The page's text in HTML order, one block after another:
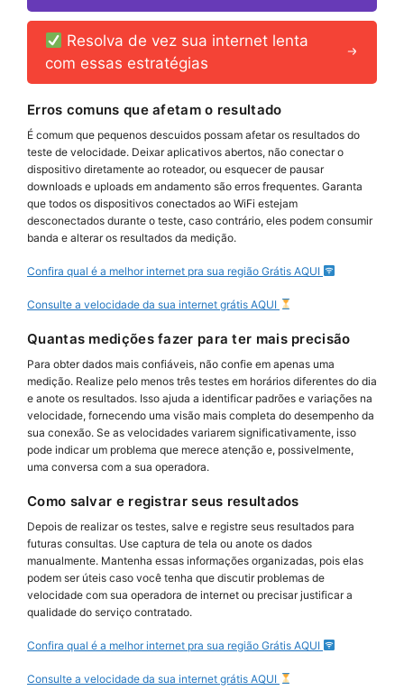
Resolva de vez sua internet lenta
com essas estratégias
Erros comuns que afetam o resultado
É comum que pequenos descuidos possam afetar os resultados do
teste de velocidade. Deixar aplicativos abertos, não conectar o
dispositivo diretamente ao roteador, ou esquecer de pausar
downloads e uploads em andamento são erros frequentes. Garanta
que todos os dispositivos conectados ao WiFi estejam
desconectados durante o teste, caso contrário, eles podem consumir
banda e alterar os resultados da medição.
Confira qual é a melhor internet pra sua região Grátis AQUI
Consulte a velocidade da sua internet grátis AQUI
Quantas medições fazer para ter mais precisão
Para obter dados mais confiáveis, não confie em apenas uma
medição. Realize pelo menos três testes em horários diferentes do dia
e anote os resultados. Isso ajuda a identificar padrões e variações na
velocidade, fornecendo uma visão mais completa do desempenho da
sua conexão. Se as velocidades variarem significativamente, isso
pode indicar um problema que merece atenção e, possivelmente,
uma conversa com a sua operadora.
Como salvar e registrar seus resultados
Depois de realizar os testes, salve e registre seus resultados para
futuras consultas. Use captura de tela ou anote os dados
manualmente. Mantenha essas informações organizadas, pois elas
podem ser úteis caso você tenha que discutir problemas de
velocidade com sua operadora de internet ou precisar justificar a
qualidade do serviço contratado.
Confira qual é a melhor internet pra sua região Grátis AQUI
Consulte a velocidade da sua internet grátis AQUI